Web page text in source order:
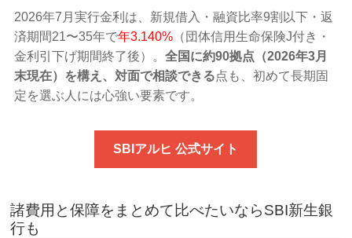
2026年7月実行金利は、新規借入・融資比率9割以下・返
済期間21〜35年で年3.140% （団体信用生命保険J付き・
金利引下げ期間終了後）。全国に約90拠点（2026年3月
末現在）を構え、対面で相談できる点も、初めて長期固
定を選ぶ人には心強い要素です。
SBIアルヒ 公式サイト
諸費用と保障をまとめて比べたいならSBI新生銀
行も